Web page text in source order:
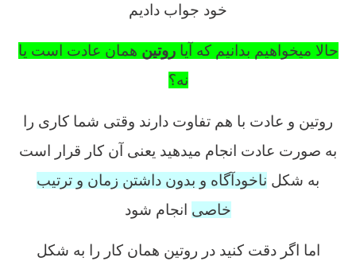
خود جواب دادیم
حالا میخواهیم بدانیم که آیاروتین همان عادت است یا
نه؟
روتین و عادت با هم تفاوت دارند وقتی شما کاری را
به صورت عادت انجام میدهید یعنی آن کار قرار است
به شکل ناخودآگاه و بدون داشتن زمان و ترتیب
خاصی انجام شود
اما اگر دقت کنید در روتین همان کار را به شکل